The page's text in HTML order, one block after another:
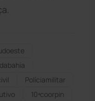
Políciamilitar
10ªcoorpin